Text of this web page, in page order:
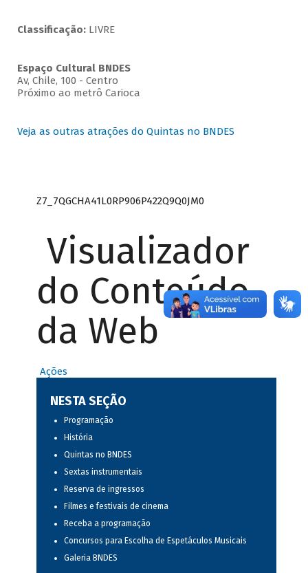
Classificação: LIVRE
Espaço Cultural BNDES
Av, Chile, 100 - Centro
Próximo ao metrô Carioca
Veja as outras atrações do Quintas no BNDES
Z7_7QGCHA41L0RP906P422Q9Q0JM0
Visualizador
do Conteúdo
da Web
Ações
NESTA SEÇÃO
Programação
História
Quintas no BNDES
Sextas instrumentais
Reserva de ingressos
Filmes e festivais de cinema
Receba a programação
Concursos para Escolha de Espetáculos Musicais
Galeria BNDES